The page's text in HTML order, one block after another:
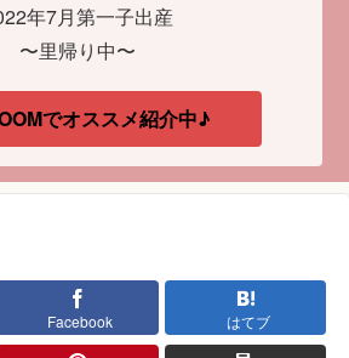
年7月第一子出産
〜里帰り中〜
でオススメ紹介中♪
Facebook はてブ